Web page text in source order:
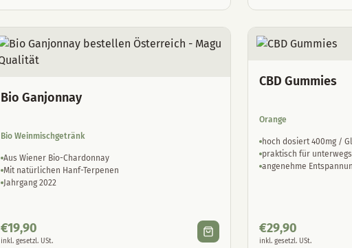
Bio Ganjonnay
Bio Weinmischgetränk
Aus Wiener Bio-Chardonnay
Mit natürlichen Hanf-Terpenen
Jahrgang 2022
€19,90
inkl. gesetzl. USt.
CBD Gummies
Orange
hoch dosiert 400mg /
praktisch für unterwegs
angenehme
€29,90
inkl. gesetzl. USt.